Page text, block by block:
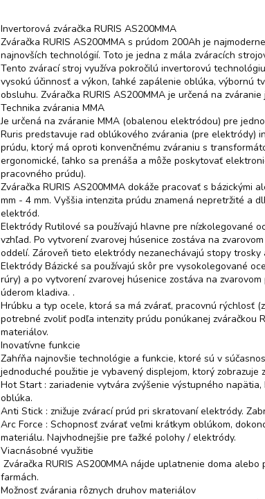
Invertorová zváračka RURIS AS200MMA
Zváračka RURIS AS200MMA s prúdom 200Ah je
najnovších technológií. Toto je jedna z mála zváracích
Tento zvárací stroj využíva pokročilú invertorovú
vysokú účinnosť a výkon, ľahké zapálenie oblúka, výbornú
obsluhu. Zváračka RURIS AS200MMA je určená na
Technika zvárania MMA
Je určená na zváranie MMA (obalenou elektródou) pre
Ruris predstavuje rad oblúkového zvárania (pre elektródy)
prúdu, ktorý má oproti konvenčnému zváraniu s
ergonomické, ľahko sa prenáša a môže poskytovať
pracovného prúdu).
Zváračka RURIS AS200MMA dokáže pracovať s bázickými
mm - 4 mm. Vyššia intenzita prúdu znamená nepretržité a
elektród.
Elektródy Rutilové sa používajú hlavne pre nízkolegované
vzhľad. Po vytvorení zvarovej húsenice zostáva na
oddelí. Zároveň tieto elektródy nezanechávajú stopy trosky
Elektródy Bázické sa používajú skôr pre vysokolegované
rúry) a po vytvorení zvarovej húsenice zostáva na
úderom kladiva. .
Hrúbku a typ ocele, ktorá sa má zvárať, pracovnú rýchlosť
potrebné zvoliť podľa intenzity prúdu ponúkanej zváračkou
materiálov.
Inovatívne funkcie
Zahŕňa najnovšie technológie a funkcie, ktoré sú v
jednoduché použitie je vybavený displejom, ktorý
Hot Start : zariadenie vytvára zvýšenie výstupného
oblúka.
Anti Stick : znižuje zvárací prúd pri skratovaní elektródy.
Arc Force : Schopnosť zvárať veľmi krátkym oblúkom,
materiálu. Najvhodnejšie pre ťažké polohy / elektródy.
Viacnásobné využitie
Zváračka RURIS AS200MMA nájde uplatnenie doma
farmách.
Možnosť zvárania rôznych druhov materiálov